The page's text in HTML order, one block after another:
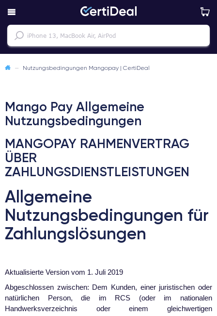
— Nutzungsbedingungen Mangopay | CertiDeal
Mango Pay Allgemeine
Nutzungsbedingungen
MANGOPAY RAHMENVERTRAG
ÜBER
ZAHLUNGSDIENSTLEISTUNGEN
Allgemeine
Nutzungsbedingungen für
Zahlungslösungen
Aktualisierte Version vom 1. Juli 2019
Abgeschlossen zwischen: Dem Kunden, einer juristischen oder
natürlichen Person, die im RCS (oder im nationalen
Handwerksverzeichnis oder einem gleichwertigen